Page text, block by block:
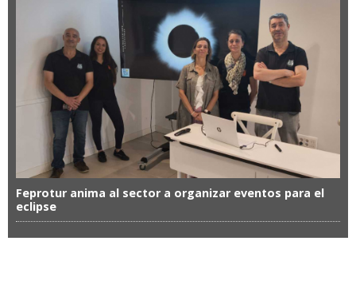
Feprotur anima al sector a organizar eventos para el
eclipse